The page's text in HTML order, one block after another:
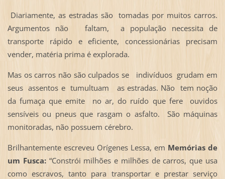
Diariamente, as estradas são tomadas por muitos carros.
Argumentos não faltam, a população necessita de
transporte rápido e eficiente, concessionárias precisam
vender, matéria prima é explorada.
Mas os carros não são culpados se indivíduos grudam em
seus assentos e tumultuam as estradas. Não tem noção
da fumaça que emite no ar, do ruído que fere ouvidos
sensíveis ou pneus que rasgam o asfalto. São máquinas
monitoradas, não possuem cérebro.
Brilhantemente escreveu Orígenes Lessa, em Memórias de
um Fusca:“Constrói milhões e milhões de carros, que usa
como escravos, tanto para transportar e prestar serviço